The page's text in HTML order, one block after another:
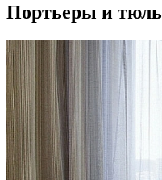
Портьеры и тюль